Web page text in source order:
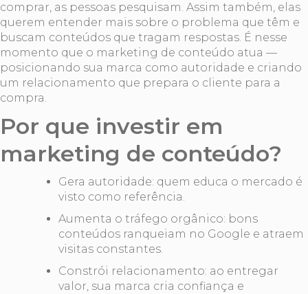
comprar, as pessoas pesquisam. Assim também, elas
querem entender mais sobre o problema que têm e
buscam conteúdos que tragam respostas. É nesse
momento que o marketing de conteúdo atua —
posicionando sua marca como autoridade e criando
um relacionamento que prepara o cliente para a
compra.
Por que investir em
marketing de conteúdo?
Gera autoridade: quem educa o mercado é
visto como referência.
Aumenta o tráfego orgânico: bons
conteúdos ranqueiam no Google e atraem
visitas constantes.
Constrói relacionamento: ao entregar
valor, sua marca cria confiança e